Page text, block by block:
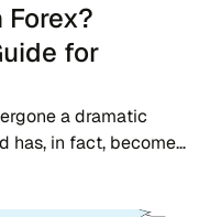
Forex?
for
a dramatic
has, in fact, become
in the forex